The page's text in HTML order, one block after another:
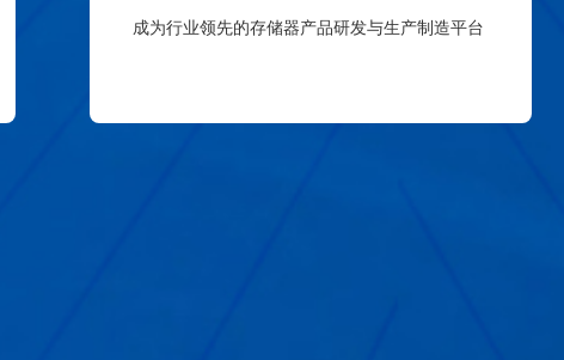
成为行业领先的存储器产品研发与生产制造平台